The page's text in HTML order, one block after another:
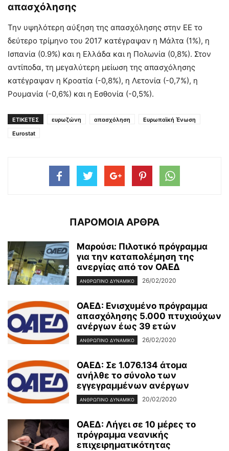
απασχόλησης
Την υψηλότερη αύξηση της απασχόλησης στην ΕΕ το
δεύτερο τρίμηνο του 2017 κατέγραψαν η Μάλτα (1%), η
Ισπανία (0.9%) και η Ελλάδα και η Πολωνία (0,8%). Στον
αντίποδα, τη μεγαλύτερη μείωση της απασχόλησης
κατέγραψαν η Κροατία (-0,8%), η Λετονία (-0,7%), η
Ρουμανία (-0,6%) και η Εσθονία (-0,5%).
ΕΤΙΚΕΤΕΣ ευρωζώνη απασχόληση
Ευρωπαϊκή Ένωση
Eurostat
ΠΑΡΟΜΟΙΑ ΑΡΘΡΑ
Μαρούσι: Πιλοτικό πρόγραμμα
για την καταπολέμηση της
ανεργίας από τον ΟΑΕΔ
ΑΝΘΡΏΠΙΝΟ ΔΥΝΑΜΙΚΌ 26/02/2020
ΟΑΕΔ: Ενισχυμένο πρόγραμμα
απασχόλησης 5.000 πτυχιούχων
ανέργων έως 39 ετών
ΑΝΘΡΏΠΙΝΟ ΔΥΝΑΜΙΚΌ 26/02/2020
ΟΑΕΔ: Σε 1.076.134 άτομα
ανήλθε το σύνολο των
εγγεγραμμένων ανέργων
ΑΝΘΡΏΠΙΝΟ ΔΥΝΑΜΙΚΌ 20/02/2020
ΟΑΕΔ: Λήγει σε 10 μέρες το
πρόγραμμα νεανικής
επιχειρηματικότητας